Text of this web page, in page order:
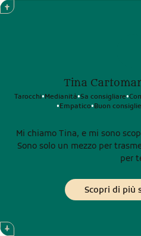
Tina
Tarocchi•Medianità•Sa consigliare•
•Empatico•Buon
Mi chiamo Tina, e mi sono
Sono solo un mezzo per
per
Scopri di più